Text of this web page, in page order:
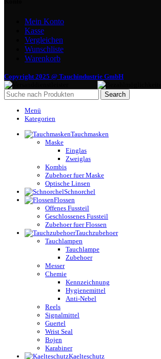
Mein Konto
Kasse
Vergleichen
Wunschliste
Warenkorb
Copyright 2025 @ Tauchindustrie GmbH
Search
Menü
Kategorien
Tauchmasken
Maske
Einglas
Zweiglas
Kombis
Zubehoer fuer Maske
Optische Linsen
Schnorchel
Flossen
Offenes Fussteil
Geschlossenes Fussteil
Zubehoer fuer Flossen
Tauchzubehoer
Tauchlampen
Tauchlampe
Zubehoer
Messer
Chemie
Kennzeichnung
Hygienemittel
Anti-Nebel
Reels
Signalmittel
Guertel
Wrist Seal
Bojen
Karabiner
Kaelteschutz